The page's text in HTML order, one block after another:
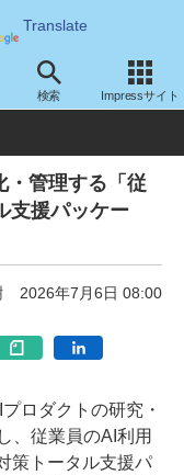
Translate
検索 Impressサイト
ィサービス
・管理する「従
支援パッケー
2026年7月6日 08:00
ロダクトの研究・
、従業員のAI利用
策トータル支援パ